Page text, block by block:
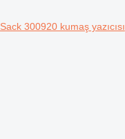
Sack 300920 kumaş yazıcısı